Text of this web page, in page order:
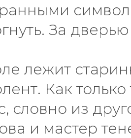
За
лежит
Как
словно из
и мастер